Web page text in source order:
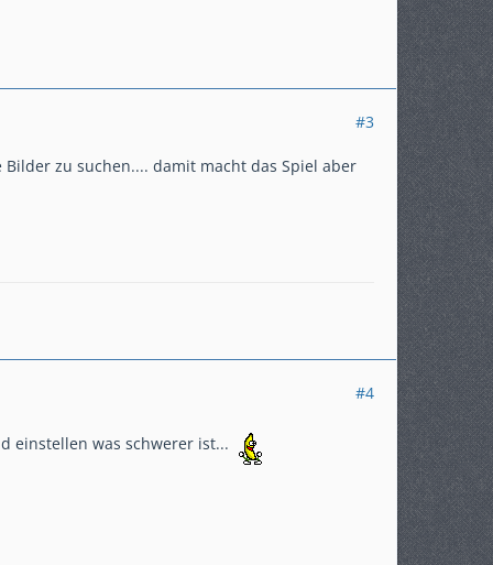
#3
zu suchen.... damit macht das Spiel aber
#4
einstellen was schwerer ist...